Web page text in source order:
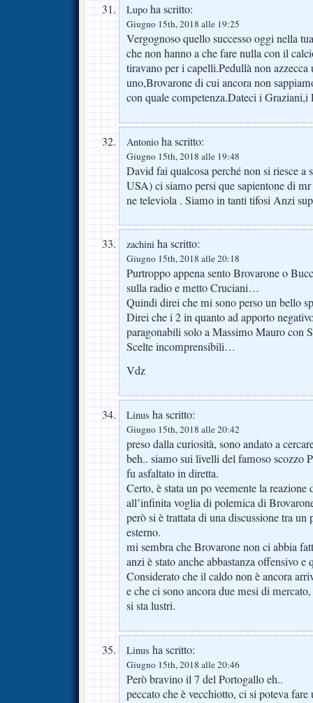
Lupo ha scritto:
Giugno 15th, 2018 alle 19:25
Vergognoso quello successo oggi nella
che non hanno a che fare nulla con il
tiravano per i capelli.Pedullà non azzecca
uno,Brovarone di cui ancora non
con quale competenza.Dateci i Graziani,i
Antonio ha scritto:
Giugno 15th, 2018 alle 19:48
David fai qualcosa perché non si riesce a
USA) ci siamo persi que sapientone di
ne televiola . Siamo in tanti tifosi Anzi
zachini ha scritto:
Giugno 15th, 2018 alle 20:18
Purtroppo appena sento Brovarone o
sulla radio e metto Cruciani…
Quindi direi che mi sono perso un bello
Direi che i 2 in quanto ad apporto
paragonabili solo a Massimo Mauro con
Scelte incomprensibili…
Vdz
Linus ha scritto:
Giugno 15th, 2018 alle 20:42
preso dalla curiosità, sono andato a
beh.. siamo sui livelli del famoso scozzo
fu asfaltato in diretta.
Certo, è stata un po veemente la reazione
all’infinita voglia di polemica di
però si è trattata di una discussione tra un
esterno.
mi sembra che Brovarone non ci abbia
anzi è stato anche abbastanza offensivo
Considerato che il caldo non è ancora
e che ci sono ancora due mesi di mercato,
si sta lustri.
Linus ha scritto:
Giugno 15th, 2018 alle 20:46
Però bravino il 7 del Portogallo eh..
peccato che è vecchiotto, ci si poteva fare